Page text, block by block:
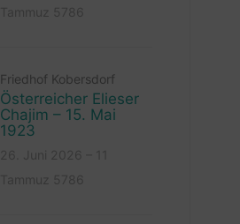
Friedhof Kobersdorf
Österreicher Elieser
Chajim – 15. Mai
1923